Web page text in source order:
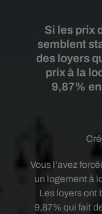
Si les prix
semblent
des loyers
prix à la
9,87%
Vous l’avez
un logement à
Les loyers ont
9,87% qui fait